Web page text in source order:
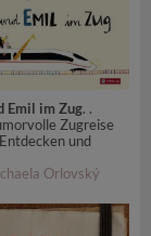
Emil im Zug. .
Zugreise
und
Orlovský